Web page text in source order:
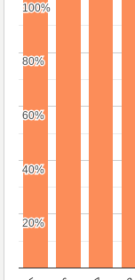
20%
20%
40%
40%
60%
60%
80%
80%
100%
100%